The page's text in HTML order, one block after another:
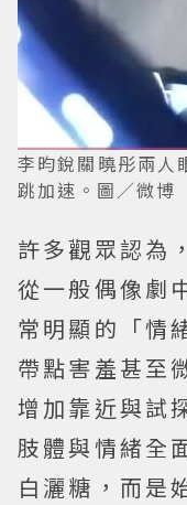
李昀銳關曉彤兩人
跳加速。圖／微博
許多觀眾認為
從一般偶像劇
常明顯的「情
帶點害羞甚至
增加靠近與試
肢體與情緒全
白灑糖，而是